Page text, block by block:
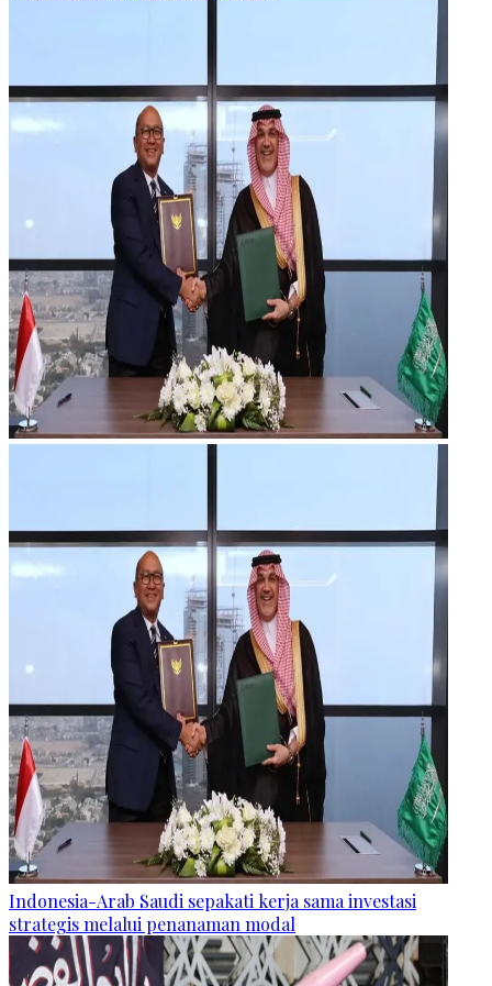
Indonesia-Arab Saudi sepakati kerja sama investasi
strategis melalui penanaman modal